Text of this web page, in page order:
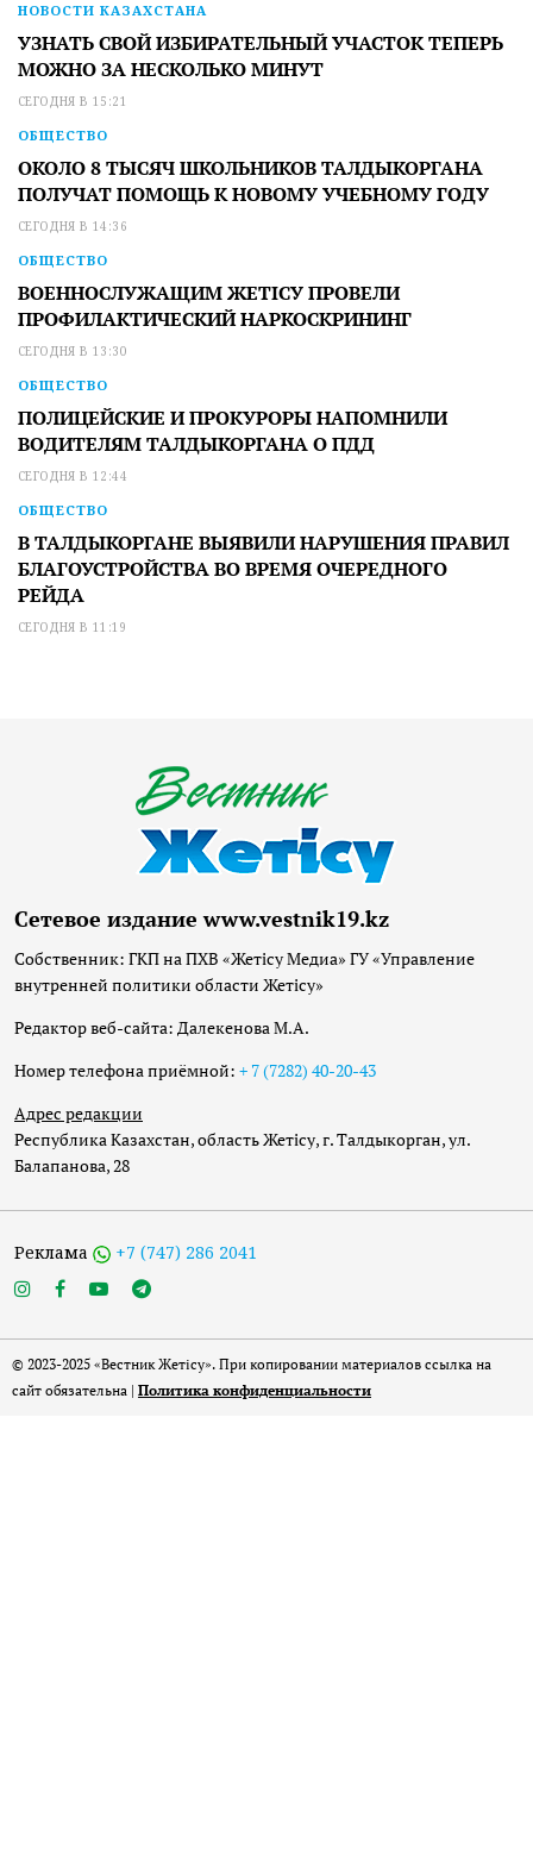
НОВОСТИ КАЗАХСТАНА
УЗНАТЬ СВОЙ ИЗБИРАТЕЛЬНЫЙ УЧАСТОК ТЕПЕРЬ
МОЖНО ЗА НЕСКОЛЬКО МИНУТ
СЕГОДНЯ В 15:21
ОБЩЕСТВО
ОКОЛО 8 ТЫСЯЧ ШКОЛЬНИКОВ ТАЛДЫКОРГАНА
ПОЛУЧАТ ПОМОЩЬ К НОВОМУ УЧЕБНОМУ ГОДУ
СЕГОДНЯ В 14:36
ОБЩЕСТВО
ВОЕННОСЛУЖАЩИМ ЖЕТІСУ ПРОВЕЛИ
ПРОФИЛАКТИЧЕСКИЙ НАРКОСКРИНИНГ
СЕГОДНЯ В 13:30
ОБЩЕСТВО
ПОЛИЦЕЙСКИЕ И ПРОКУРОРЫ НАПОМНИЛИ
ВОДИТЕЛЯМ ТАЛДЫКОРГАНА О ПДД
СЕГОДНЯ В 12:44
ОБЩЕСТВО
В ТАЛДЫКОРГАНЕ ВЫЯВИЛИ НАРУШЕНИЯ ПРАВИЛ
БЛАГОУСТРОЙСТВА ВО ВРЕМЯ ОЧЕРЕДНОГО
РЕЙДА
СЕГОДНЯ В 11:19
Сетевое издание www.vestnik19.kz
Собственник: ГКП на ПХВ «Жетісу Медиа» ГУ «Управление
внутренней политики области Жетісу»
Редактор веб-сайта: Далекенова М.А.
Номер телефона приёмной: + 7 (7282) 40-20-43
Адрес редакции
Республика Казахстан, область Жетісу, г. Талдыкорган, ул.
Балапанова, 28
Реклама +7 (747) 286 2041
© 2023-2025 «Вестник Жетісу». При копировании материалов ссылка на
сайт обязательна | Политика конфиденциальности